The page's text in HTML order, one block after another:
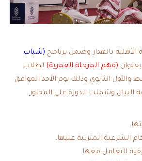
بالهدار وضمن برنامج (شباب
بعنوان (فهم المرحلة العمرية) لطلاب
الثانوي وذلك يوم الأحد الموافق
في قاعة البيان وشملت الدورة على المحاور
الشرعية المترتبة عليها.
التعامل معها.